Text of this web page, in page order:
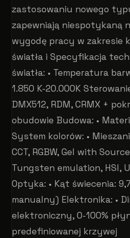
zastosowaniu nowego
zapewniają niespotykaną
wygodę pracy w zakresie
światła i Specyfikacja
światła: • Temperatura
1.850 K-20.000K
DMX512, RDM, CRMX +
obudowie Budowa: •
System kolorów: •
CCT, RGBW, Gel with
Tungsten emulation, HSI,
Optyka: • Kąt świecenia:
manualny) Elektronika: •
elektroniczny, 0-100%
predefiniowanej krzywej